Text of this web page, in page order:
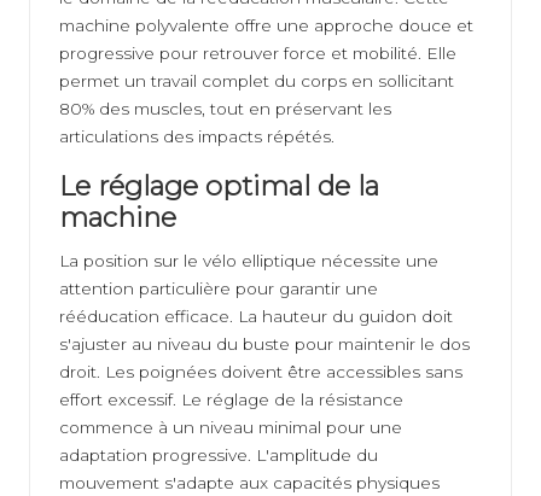
machine polyvalente offre une approche douce et
progressive pour retrouver force et mobilité. Elle
permet un travail complet du corps en sollicitant
80% des muscles, tout en préservant les
articulations des impacts répétés.
Le réglage optimal de la
machine
La position sur le vélo elliptique nécessite une
attention particulière pour garantir une
rééducation efficace. La hauteur du guidon doit
s'ajuster au niveau du buste pour maintenir le dos
droit. Les poignées doivent être accessibles sans
effort excessif. Le réglage de la résistance
commence à un niveau minimal pour une
adaptation progressive. L'amplitude du
mouvement s'adapte aux capacités physiques